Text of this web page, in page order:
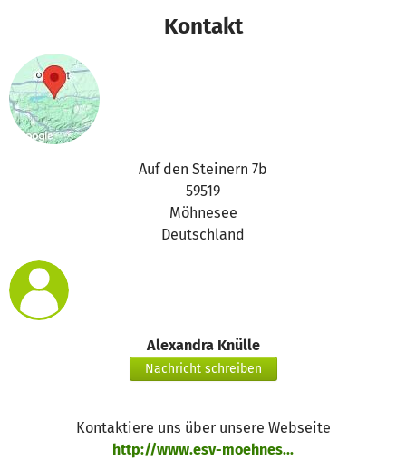
Kontakt
Auf den Steinern 7b
59519
Möhnesee
Deutschland
Alexandra Knülle
Nachricht schreiben
Kontaktiere uns über unsere Webseite
http://www.esv-moehnes...